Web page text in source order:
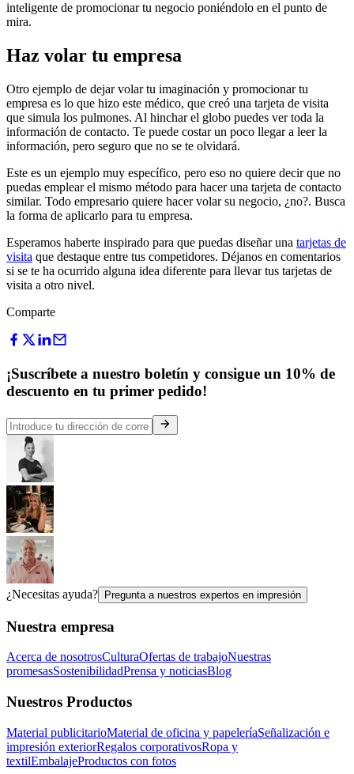
inteligente de promocionar tu negocio poniéndolo en el punto de
mira.
Haz volar tu empresa
Otro ejemplo de dejar volar tu imaginación y promocionar tu
empresa es lo que hizo este médico, que creó una tarjeta de visita
que simula los pulmones. Al hinchar el globo puedes ver toda la
información de contacto. Te puede costar un poco llegar a leer la
información, pero seguro que no se te olvidará.
Este es un ejemplo muy específico, pero eso no quiere decir que no
puedas emplear el mismo método para hacer una tarjeta de contacto
similar. Todo empresario quiere hacer volar su negocio, ¿no?. Busca
la forma de aplicarlo para tu empresa.
Esperamos haberte inspirado para que puedas diseñar una tarjetas de
visita que destaque entre tus competidores. Déjanos en comentarios
si se te ha ocurrido alguna idea diferente para llevar tus tarjetas de
visita a otro nivel.
Comparte
¡Suscríbete a nuestro boletín y consigue un 10% de
descuento en tu primer pedido!
¿Necesitas ayuda? Pregunta a nuestros expertos en impresión
Nuestra empresa
Acerca de nosotrosCulturaOfertas de trabajoNuestras
promesasSostenibilidadPrensa y noticiasBlog
Nuestros Productos
Material publicitarioMaterial de oficina y papeleríaSeñalización e
impresión exteriorRegalos corporativosRopa y
textilEmbalajeProductos con fotos